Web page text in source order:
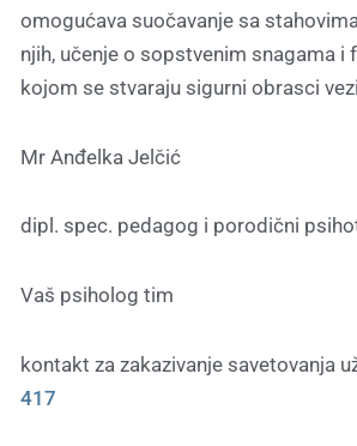
omogućava suočavanje sa
njih, učenje o sopstvenim snagama i
kojom se stvaraju sigurni obrasci
Mr Anđelka Jelčić
dipl. spec. pedagog i porodični
Vaš psiholog tim
kontakt za zakazivanje savetovanja
417